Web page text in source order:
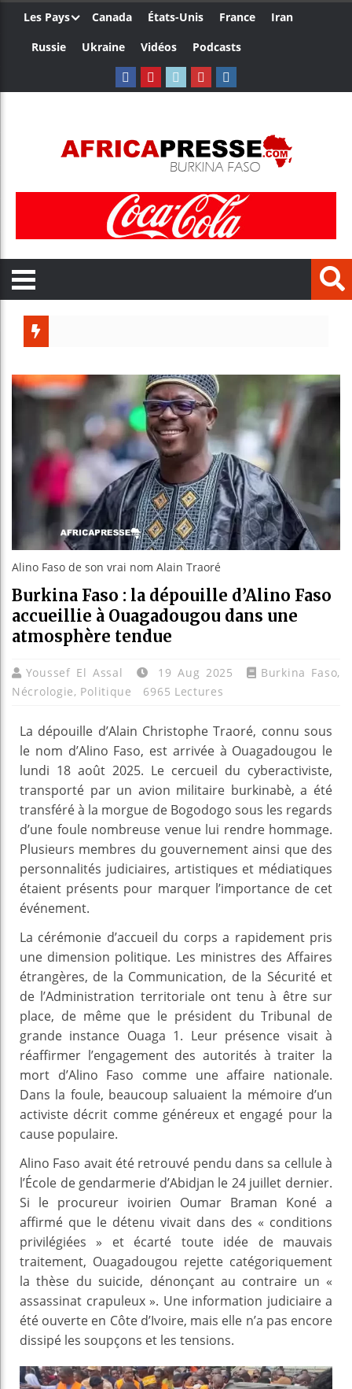
Les Pays Canada États-Unis France
Iran
Russie
Ukraine Vidéos Podcasts
Côte
Tunisie :
Ceuta :
Alino Faso de son vrai nom Alain Traoré
Burkina Faso : la dépouille d’Alino Faso
accueillie à Ouagadougou dans une
atmosphère tendue
Youssef El Assal 19 Aug 2025 Burkina Faso,
Nécrologie, Politique 6965 Lectures
La dépouille d’Alain Christophe Traoré, connu sous
le nom d’Alino Faso, est arrivée à Ouagadougou le
lundi 18 août 2025. Le cercueil du cyberactiviste,
transporté par un avion militaire burkinabè, a été
transféré à la morgue de Bogodogo sous les regards
d’une foule nombreuse venue lui rendre hommage.
Plusieurs membres du gouvernement ainsi que des
personnalités judiciaires, artistiques et médiatiques
étaient présents pour marquer l’importance de cet
événement.
La cérémonie d’accueil du corps a rapidement pris
une dimension politique. Les ministres des Affaires
étrangères, de la Communication, de la Sécurité et
de l’Administration territoriale ont tenu à être sur
place, de même que le président du Tribunal de
grande instance Ouaga 1. Leur présence visait à
réaffirmer l’engagement des autorités à traiter la
mort d’Alino Faso comme une affaire nationale.
Dans la foule, beaucoup saluaient la mémoire d’un
activiste décrit comme généreux et engagé pour la
cause populaire.
Alino Faso avait été retrouvé pendu dans sa cellule à
l’École de gendarmerie d’Abidjan le 24 juillet dernier.
Si le procureur ivoirien Oumar Braman Koné a
affirmé que le détenu vivait dans des « conditions
privilégiées » et écarté toute idée de mauvais
traitement, Ouagadougou rejette catégoriquement
la thèse du suicide, dénonçant au contraire un «
assassinat crapuleux ». Une information judiciaire a
été ouverte en Côte d’Ivoire, mais elle n’a pas encore
dissipé les soupçons et les tensions.